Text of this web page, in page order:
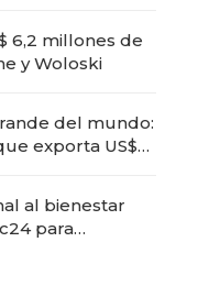
6,2 millones de
y Woloski
del mundo:
exporta US$
al bienestar
para